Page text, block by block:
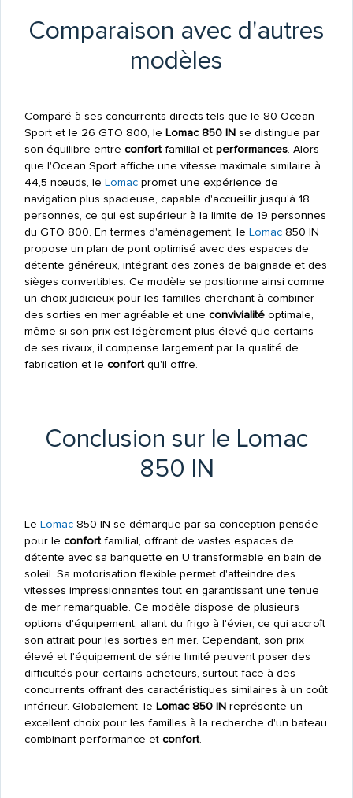
Comparaison avec d'autres
modèles
Comparé à ses concurrents directs tels que le 80 Ocean
Sport et le 26 GTO 800, le Lomac 850 INse distingue par
son équilibre entre confortfamilial et performances. Alors
que l'Ocean Sport affiche une vitesse maximale similaire à
44,5 nœuds, le Lomacpromet une expérience de
navigation plus spacieuse, capable d'accueillir jusqu'à 18
personnes, ce qui est supérieur à la limite de 19 personnes
du GTO 800. En termes d'aménagement, le Lomac850 IN
propose un plan de pont optimisé avec des espaces de
détente généreux, intégrant des zones de baignade et des
sièges convertibles. Ce modèle se positionne ainsi comme
un choix judicieux pour les familles cherchant à combiner
des sorties en mer agréable et une convivialitéoptimale,
même si son prix est légèrement plus élevé que certains
de ses rivaux, il compense largement par la qualité de
fabrication et le confortqu'il offre.
Conclusion sur le Lomac
850 IN
Le Lomac850 IN se démarque par sa conception pensée
pour le confortfamilial, offrant de vastes espaces de
détente avec sa banquette en U transformable en bain de
soleil. Sa motorisation flexible permet d'atteindre des
vitesses impressionnantes tout en garantissant une tenue
de mer remarquable. Ce modèle dispose de plusieurs
options d'équipement, allant du frigo à l'évier, ce qui accroît
son attrait pour les sorties en mer. Cependant, son prix
élevé et l'équipement de série limité peuvent poser des
difficultés pour certains acheteurs, surtout face à des
concurrents offrant des caractéristiques similaires à un coût
inférieur. Globalement, le Lomac 850 INreprésente un
excellent choix pour les familles à la recherche d'un bateau
combinant performance et confort.